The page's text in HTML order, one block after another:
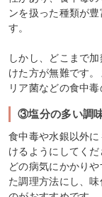
ンを扱った種類が
す。
しかし、どこまで
けた方が無難です
リア菌などの食中
③塩分の多い調
食中毒や水銀以外
けるようにしてく
どの病気にかかり
た調理方法にし、